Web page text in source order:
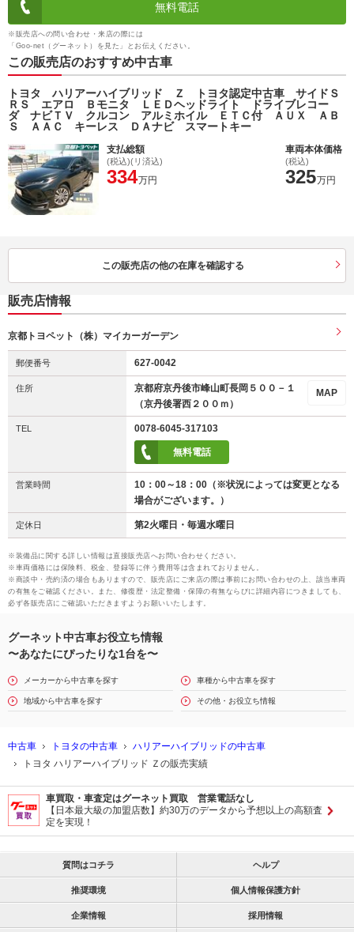
無料電話
※販売店への問い合わせ・来店の際には
「Goo-net（グーネット）を見た」とお伝えください。
この販売店のおすすめ中古車
トヨタ ハリアーハイブリッド Ｚ トヨタ認定中古車 サイドＳ
ＲＳ エアロ Ｂモニタ ＬＥＤヘッドライト ドライブレコー
ダ ナビＴＶ クルコン アルミホイル ＥＴＣ付 ＡＵＸ ＡＢ
Ｓ ＡＡＣ キーレス ＤＡナビ スマートキー
支払総額
(税込)(リ済込)
334万円
車両本体価格
(税込)
325万円
この販売店の他の在庫を確認する
販売店情報
京都トヨペット（株）マイカーガーデン
郵便番号 627-0042
住所 MAP
京都府京丹後市峰山町長岡５００－１
（京丹後署西２００ｍ）
TEL 0078-6045-317103
無料電話
営業時間
10：00～18：00（※状況によっては変更となる
場合がございます。）
定休日 第2火曜日・毎週水曜日
※装備品に関する詳しい情報は直接販売店へお問い合わせください。
※車両価格には保険料、税金、登録等に伴う費用等は含まれておりません。
※商談中・売約済の場合もありますので、販売店にご来店の際は事前にお問い合わせの上、該当車両
の有無をご確認ください。また、修復歴・法定整備・保障の有無ならびに詳細内容につきましても、
必ず各販売店にご確認いただきますようお願いいたします。
グーネット中古車お役立ち情報
〜あなたにぴったりな1台を〜
メーカーから中古車を探す 車種から中古車を探す
地域から中古車を探す その他・お役立ち情報
中古車 トヨタの中古車
ハリアーハイブリッドの中古車
トヨタ ハリアーハイブリッド Ｚの販売実績
車買取・車査定はグーネット買取 営業電話なし
【日本最大級の加盟店数】約30万のデータから予想以上の高額査
定を実現！
質問はコチラ ヘルプ
推奨環境 個人情報保護方針
企業情報 採用情報